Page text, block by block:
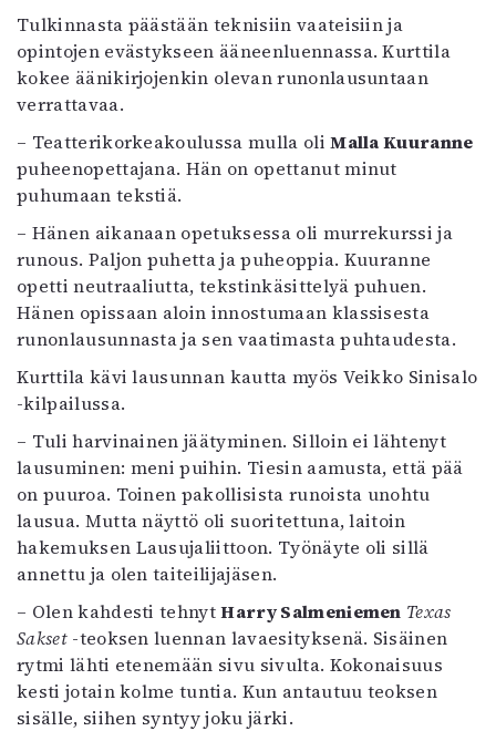
Tulkinnasta päästään teknisiin vaateisiin ja
opintojen evästykseen ääneenluennassa. Kurttila
kokee äänikirjojenkin olevan runonlausuntaan
verrattavaa.
– Teatterikorkeakoulussa mulla oliMalla Kuuranne
puheenopettajana. Hän on opettanut minut
puhumaan tekstiä.
– Hänen aikanaan opetuksessa oli murrekurssi ja
runous. Paljon puhetta ja puheoppia. Kuuranne
opetti neutraaliutta, tekstinkäsittelyä puhuen.
Hänen opissaan aloin innostumaan klassisesta
runonlausunnasta ja sen vaatimasta puhtaudesta.
Kurttila kävi lausunnan kautta myös Veikko Sinisalo
-kilpailussa.
– Tuli harvinainen jäätyminen. Silloin ei lähtenyt
lausuminen: meni puihin. Tiesin aamusta, että pää
on puuroa. Toinen pakollisista runoista unohtu
lausua. Mutta näyttö oli suoritettuna, laitoin
hakemuksen Lausujaliittoon. Työnäyte oli sillä
annettu ja olen taiteilijajäsen.
– Olen kahdesti tehnytHarry Salmeniemen Texas
Sakset-teoksen luennan lavaesityksenä. Sisäinen
rytmi lähti etenemään sivu sivulta. Kokonaisuus
kesti jotain kolme tuntia. Kun antautuu teoksen
sisälle, siihen syntyy joku järki.